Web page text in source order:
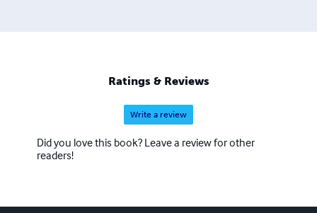
Ratings & Reviews
Write a review
Did you love this book? Leave a review for other
readers!